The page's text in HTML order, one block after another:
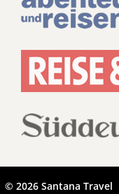
© 2026 Santana Travel